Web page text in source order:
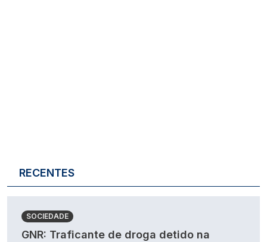
RECENTES
SOCIEDADE
GNR: Traficante de droga detido na